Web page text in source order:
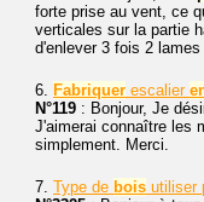
forte prise au vent, ce
verticales sur la partie
d'enlever 3 fois 2 lames
6. Fabriquer escalier
N°119 : Bonjour, Je
J'aimerai connaître les
simplement. Merci.
7. Type de bois utiliser